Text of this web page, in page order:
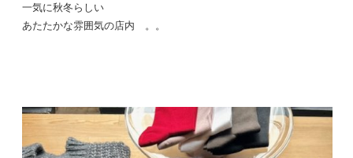
一気に秋冬らしい
あたたかな雰囲気の店内 。。